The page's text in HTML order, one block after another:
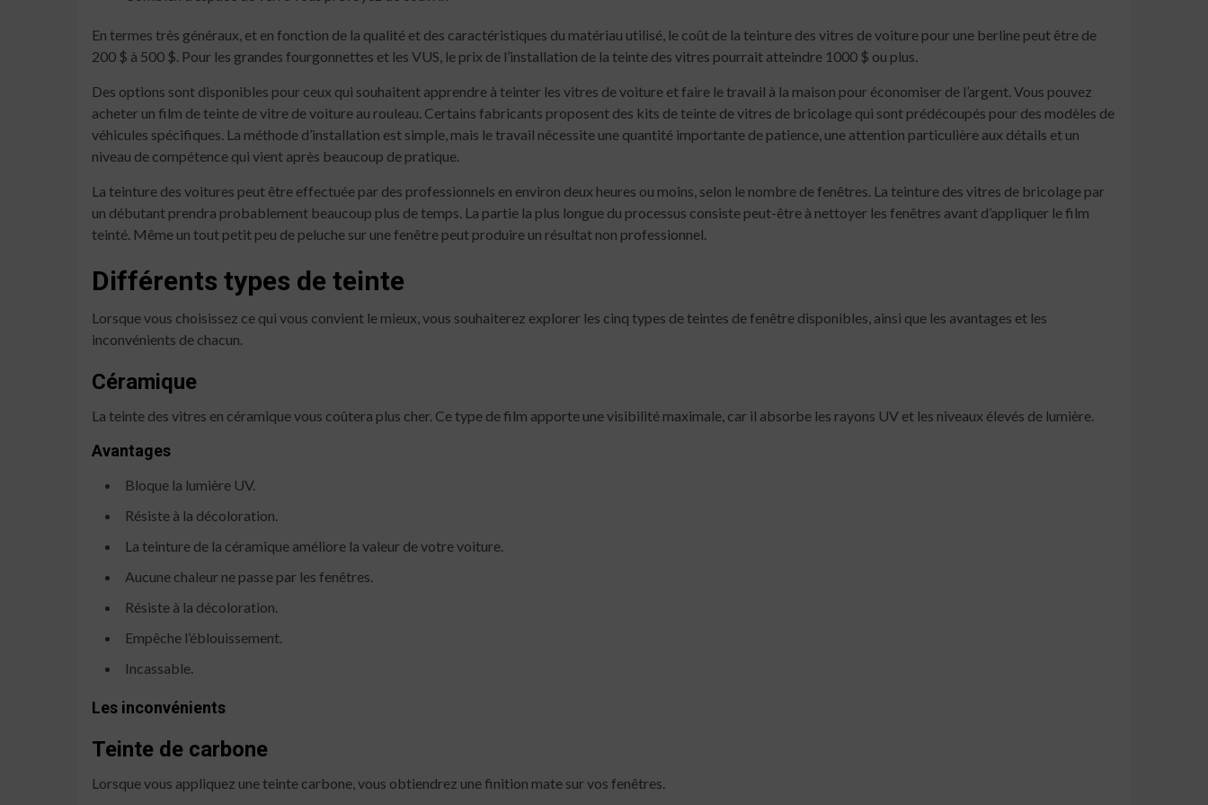
En termes très généraux, et en fonction de la qualité et des caractéristiques du matériau utilisé, le coût de la teinture des vitres de voiture pour une berline peut être de
200 $ à 500 $. Pour les grandes fourgonnettes et les VUS, le prix de l’installation de la teinte des vitres pourrait atteindre 1000 $ ou plus.
Des options sont disponibles pour ceux qui souhaitent apprendre à teinter les vitres de voiture et faire le travail à la maison pour économiser de l’argent. Vous pouvez
acheter un film de teinte de vitre de voiture au rouleau. Certains fabricants proposent des kits de teinte de vitres de bricolage qui sont prédécoupés pour des modèles de
véhicules spécifiques. La méthode d’installation est simple, mais le travail nécessite une quantité importante de patience, une attention particulière aux détails et un
niveau de compétence qui vient après beaucoup de pratique.
La teinture des voitures peut être effectuée par des professionnels en environ deux heures ou moins, selon le nombre de fenêtres. La teinture des vitres de bricolage par
un débutant prendra probablement beaucoup plus de temps. La partie la plus longue du processus consiste peut-être à nettoyer les fenêtres avant d’appliquer le film
teinté. Même un tout petit peu de peluche sur une fenêtre peut produire un résultat non professionnel.
Différents types de teinte
Lorsque vous choisissez ce qui vous convient le mieux, vous souhaiterez explorer les cinq types de teintes de fenêtre disponibles, ainsi que les avantages et les
inconvénients de chacun.
Céramique
La teinte des vitres en céramique vous coûtera plus cher. Ce type de film apporte une visibilité maximale, car il absorbe les rayons UV et les niveaux élevés de lumière.
Avantages
Bloque la lumière UV.
Résiste à la décoloration.
La teinture de la céramique améliore la valeur de votre voiture.
Aucune chaleur ne passe par les fenêtres.
Résiste à la décoloration.
Empêche l’éblouissement.
Incassable.
Les inconvénients
Teinte de carbone
Lorsque vous appliquez une teinte carbone, vous obtiendrez une finition mate sur vos fenêtres.